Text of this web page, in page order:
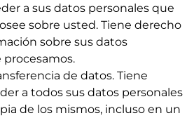
a sus datos personales que
sobre usted. Tiene derecho
sobre sus datos
procesamos.
de datos. Tiene
a todos sus datos personales
de los mismos, incluso en un